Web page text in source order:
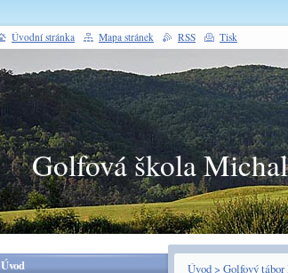
Golfová škola Michal
Úvod> Golfový tábor
Úvod
Úvodní stránka Mapa stránek RSS Tisk